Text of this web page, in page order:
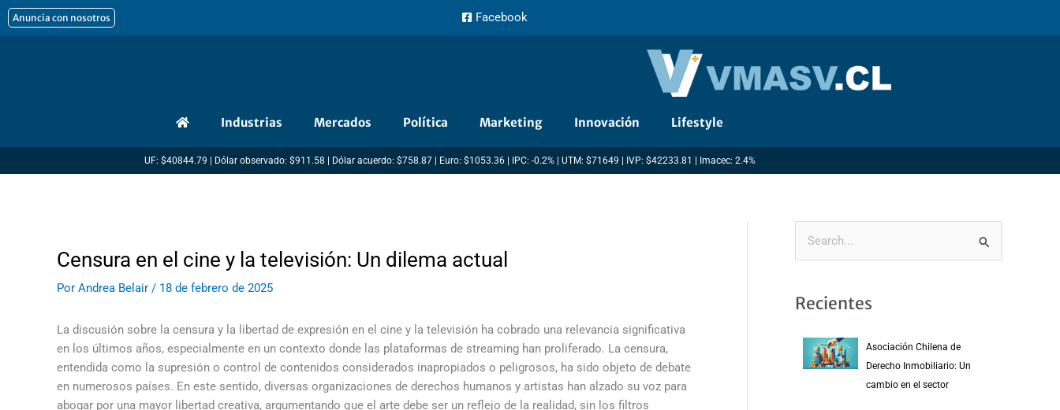
al
Anuncia con nosotros Facebook
Industrias Mercados Política Marketing Innovación Lifestyle
UF: $40844.79 | Dólar observado: $911.58 | Dólar acuerdo: $758.87 | Euro: $1053.36 | IPC: -0.2% | UTM: $71649 | IVP: $42233.81 | Imacec: 2.4%
Censura en el cine y la televisión: Un dilema actual
Por Andrea Belair / 18 de febrero de 2025
La discusión sobre la censura y la libertad de expresión en el cine y la televisión ha cobrado una relevancia significativa
en los últimos años, especialmente en un contexto donde las plataformas de streaming han proliferado. La censura,
entendida como la supresión o control de contenidos considerados inapropiados o peligrosos, ha sido objeto de debate
en numerosos países. En este sentido, diversas organizaciones de derechos humanos y artistas han alzado su voz para
abogar por una mayor libertad creativa, argumentando que el arte debe ser un reflejo de la realidad, sin los filtros
Recientes
Asociación Chilena de
Derecho Inmobiliario: Un
cambio en el sector